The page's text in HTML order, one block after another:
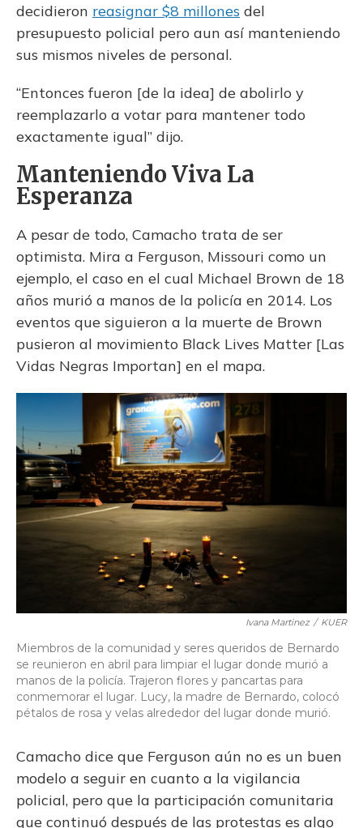
decidieron reasignar $8 millones del
presupuesto policial pero aun así manteniendo
sus mismos niveles de personal.
“Entonces fueron [de la idea] de abolirlo y
reemplazarlo a votar para mantener todo
exactamente igual” dijo.
Manteniendo Viva La
Esperanza
A pesar de todo, Camacho trata de ser
optimista. Mira a Ferguson, Missouri como un
ejemplo, el caso en el cual Michael Brown de 18
años murió a manos de la policía en 2014. Los
eventos que siguieron a la muerte de Brown
pusieron al movimiento Black Lives Matter [Las
Vidas Negras Importan] en el mapa.
Ivana Martinez / KUER
Miembros de la comunidad y seres queridos de Bernardo
se reunieron en abril para limpiar el lugar donde murió a
manos de la policía. Trajeron flores y pancartas para
conmemorar el lugar. Lucy, la madre de Bernardo, colocó
pétalos de rosa y velas alrededor del lugar donde murió.
Camacho dice que Ferguson aún no es un buen
modelo a seguir en cuanto a la vigilancia
policial, pero que la participación comunitaria
que continuó después de las protestas es algo